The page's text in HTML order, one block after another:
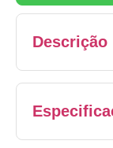
Descrição
elit. Nunc et